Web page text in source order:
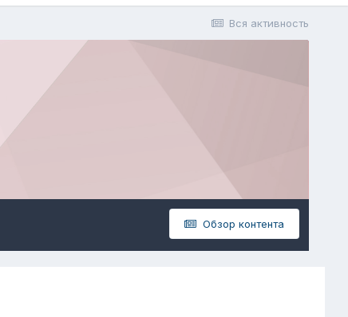
Вся активность
Обзор контента